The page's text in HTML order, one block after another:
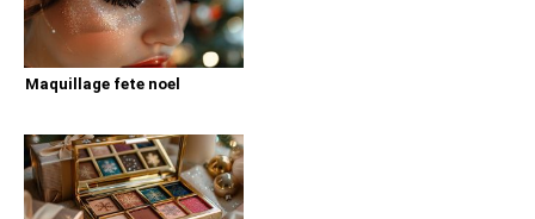
Maquillage fete noel